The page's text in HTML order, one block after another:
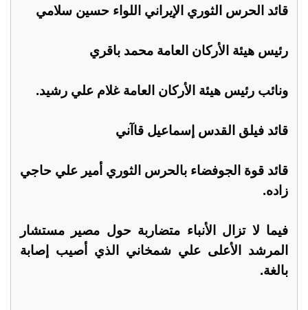
قائد الحرس الثوري الإيراني اللواء حسين سلامي
رئيس هيئة الأركان العامة محمد باقري
ونائب رئيس هيئة الأركان العامة غلام علي رشيد.
قائد فيلق القدس إسماعيل قاآني
قائد قوة الجوفضاء بالحرس الثوري أمير علي حاجي
زاده.
فيما لا تزال الأنباء متضاربة حول مصير مستشار
المرشد الأعلى علي شمخاني الذي أصيب إصابة
بالغة.